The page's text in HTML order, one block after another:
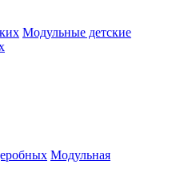
Модульные детские
Модульная